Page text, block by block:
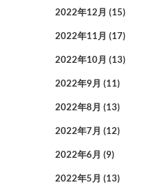
2022年12月 (15)
2022年11月 (17)
2022年10月 (13)
2022年9月 (11)
2022年8月 (13)
2022年7月 (12)
2022年6月 (9)
2022年5月 (13)